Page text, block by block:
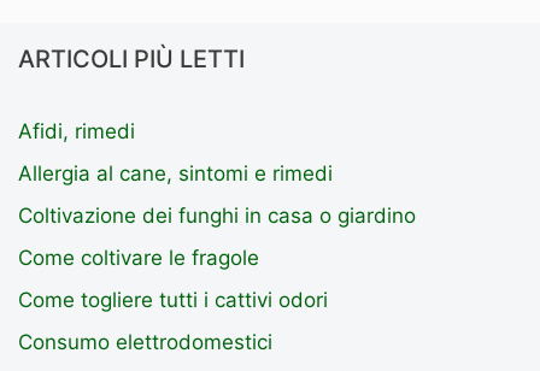
ARTICOLI PIÙ LETTI
Afidi, rimedi
Allergia al cane, sintomi e rimedi
Coltivazione dei funghi in casa o giardino
Come coltivare le fragole
Come togliere tutti i cattivi odori
Consumo elettrodomestici